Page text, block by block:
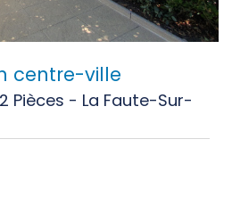
centre-ville
Pièces - La Faute-Sur-